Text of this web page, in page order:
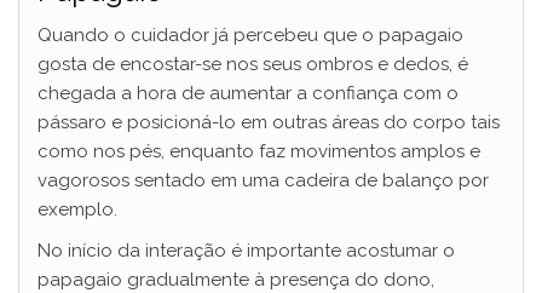
Quando o cuidador já percebeu que o papagaio
gosta de encostar-se nos seus ombros e dedos, é
chegada a hora de aumentar a confiança com o
pássaro e posicioná-lo em outras áreas do corpo tais
como nos pés, enquanto faz movimentos amplos e
vagorosos sentado em uma cadeira de balanço por
exemplo.
No início da interação é importante acostumar o
papagaio gradualmente à presença do dono,